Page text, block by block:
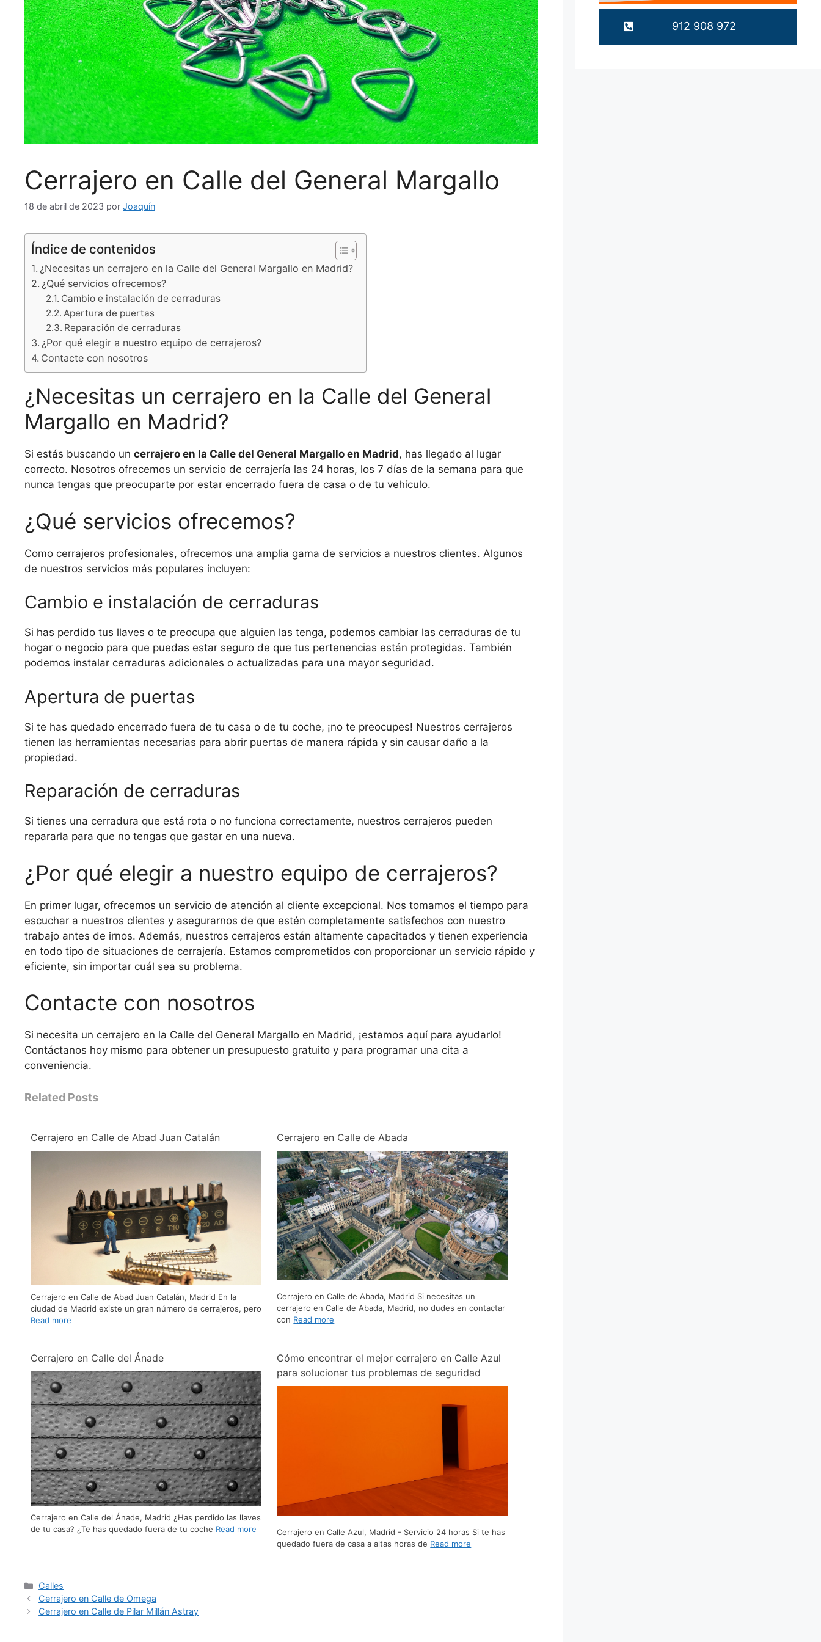
Cerrajero en Calle del General Margallo
18 de abril de 2023 por Joaquín
Índice de contenidos
¿Necesitas un cerrajero en la Calle del General Margallo en Madrid?
¿Qué servicios ofrecemos?
Cambio e instalación de cerraduras
Apertura de puertas
Reparación de cerraduras
¿Por qué elegir a nuestro equipo de cerrajeros?
Contacte con nosotros
¿Necesitas un cerrajero en la Calle del General
Margallo en Madrid?
Si estás buscando un cerrajero en la Calle del General Margallo en Madrid, has llegado al lugar
correcto. Nosotros ofrecemos un servicio de cerrajería las 24 horas, los 7 días de la semana para que
nunca tengas que preocuparte por estar encerrado fuera de casa o de tu vehículo.
¿Qué servicios ofrecemos?
Como cerrajeros profesionales, ofrecemos una amplia gama de servicios a nuestros clientes. Algunos
de nuestros servicios más populares incluyen:
Cambio e instalación de cerraduras
Si has perdido tus llaves o te preocupa que alguien las tenga, podemos cambiar las cerraduras de tu
hogar o negocio para que puedas estar seguro de que tus pertenencias están protegidas. También
podemos instalar cerraduras adicionales o actualizadas para una mayor seguridad.
Apertura de puertas
Si te has quedado encerrado fuera de tu casa o de tu coche, ¡no te preocupes! Nuestros cerrajeros
tienen las herramientas necesarias para abrir puertas de manera rápida y sin causar daño a la
propiedad.
Reparación de cerraduras
Si tienes una cerradura que está rota o no funciona correctamente, nuestros cerrajeros pueden
repararla para que no tengas que gastar en una nueva.
¿Por qué elegir a nuestro equipo de cerrajeros?
En primer lugar, ofrecemos un servicio de atención al cliente excepcional. Nos tomamos el tiempo para
escuchar a nuestros clientes y asegurarnos de que estén completamente satisfechos con nuestro
trabajo antes de irnos. Además, nuestros cerrajeros están altamente capacitados y tienen experiencia
en todo tipo de situaciones de cerrajería. Estamos comprometidos con proporcionar un servicio rápido y
eficiente, sin importar cuál sea su problema.
Contacte con nosotros
Si necesita un cerrajero en la Calle del General Margallo en Madrid, ¡estamos aquí para ayudarlo!
Contáctanos hoy mismo para obtener un presupuesto gratuito y para programar una cita a
conveniencia.
Related Posts
Cerrajero en Calle de Abad Juan Catalán
Cerrajero en Calle de Abad Juan Catalán, Madrid En la
ciudad de Madrid existe un gran número de cerrajeros, pero
Read more
Cerrajero en Calle de Abada
Cerrajero en Calle de Abada, Madrid Si necesitas un
cerrajero en Calle de Abada, Madrid, no dudes en contactar
con Read more
Cerrajero en Calle del Ánade
Cerrajero en Calle del Ánade, Madrid ¿Has perdido las llaves
de tu casa? ¿Te has quedado fuera de tu coche Read more
Cómo encontrar el mejor cerrajero en Calle Azul
para solucionar tus problemas de seguridad
Cerrajero en Calle Azul, Madrid - Servicio 24 horas Si te has
quedado fuera de casa a altas horas de Read more
Calles
Cerrajero en Calle de Omega
Cerrajero en Calle de Pilar Millán Astray
912 908 972